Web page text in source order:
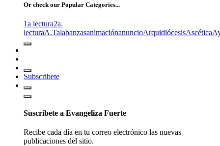
Or check our Popular Categories...
1a lectura2a.
lecturaA.TalabanzasanimaciónanuncioArquidiócesisAscética
Subscribete
Suscríbete a Evangeliza Fuerte
Recibe cada día en tu correo electrónico las nuevas
publicaciones del sitio.